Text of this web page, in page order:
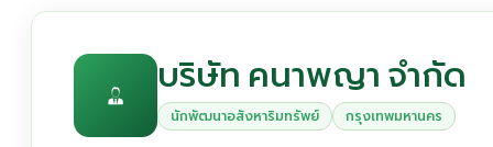
บริษัท คนาพญา จำกัด
นักพัฒนาอสังหาริมทรัพย์ กรุงเทพมหานคร